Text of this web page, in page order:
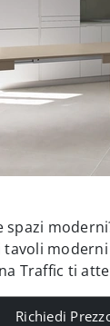
spazi
Traffic ti
Richiedi